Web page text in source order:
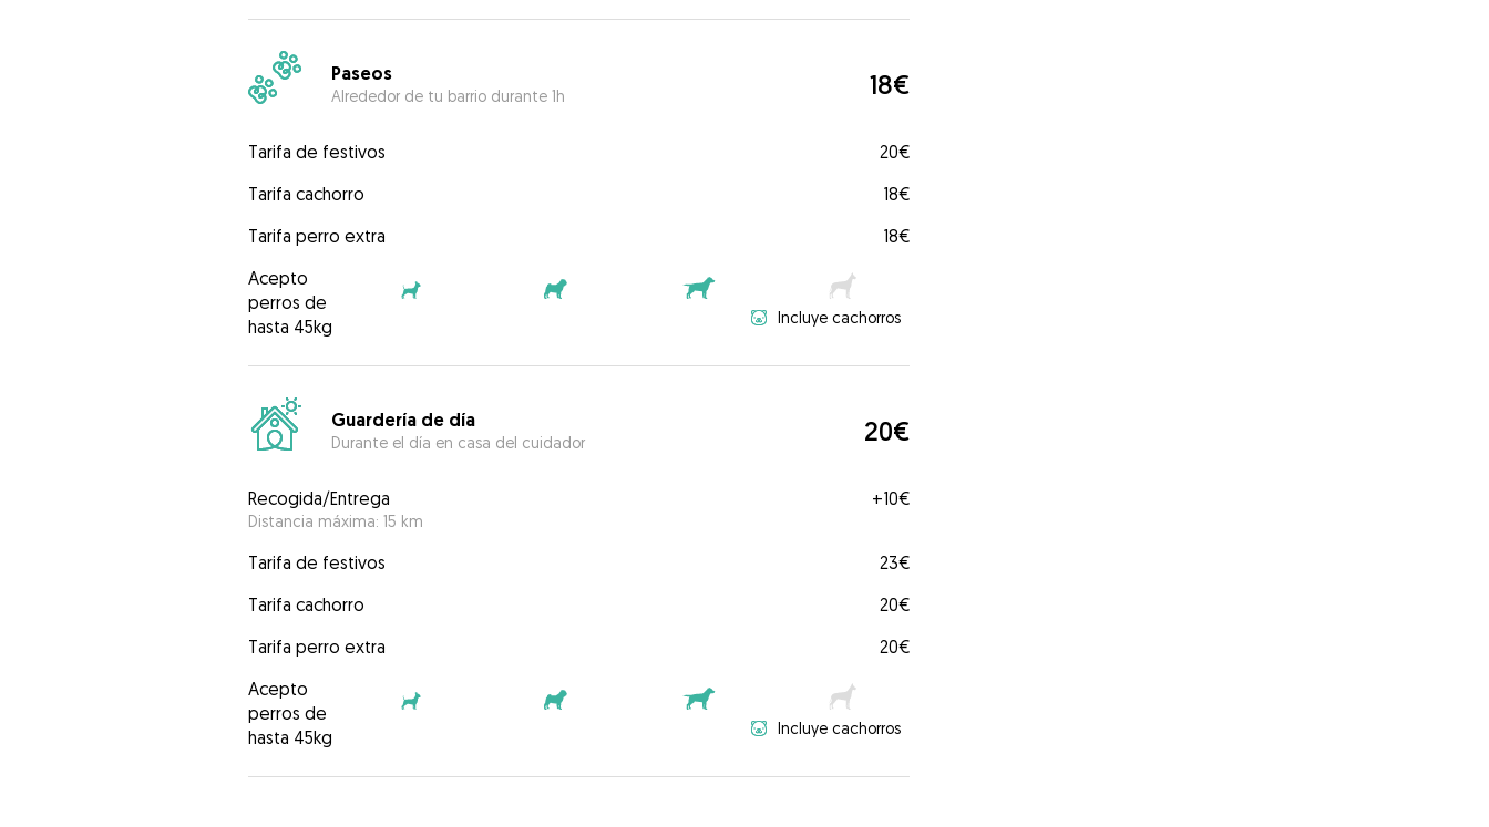
Paseos
Alrededor de tu barrio durante 1h 18€
Tarifa de festivos
20€
Tarifa cachorro
18€
Tarifa perro extra
18€
Acepto
perros de
hasta 45kg
Incluye cachorros
Guardería de día
Durante el día en casa del cuidador 20€
Recogida/Entrega
Distancia máxima: 15 km
+10€
Tarifa de festivos
23€
Tarifa cachorro
20€
Tarifa perro extra
20€
Acepto
perros de
hasta 45kg
Incluye cachorros